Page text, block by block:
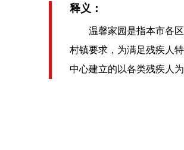
释义：
温馨家园是指本市各区
村镇要求，为满足残疾人
中心建立的以各类残疾人